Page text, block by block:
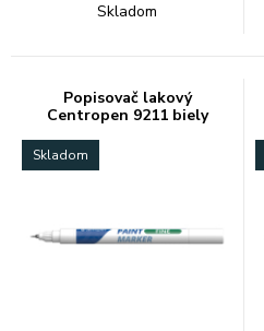
Skladom
Popisovač lakový
Centropen 9211 biely
Skladom